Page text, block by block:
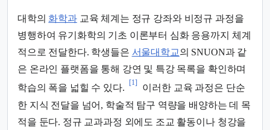
대학의 화학과교육 체계는 정규 강좌와 비정규 과정을
병행하여 유기화학의 기초 이론부터 심화 응용까지 체계
적으로 전달한다. 학생들은 서울대학교의 SNUON과 같
은 온라인 플랫폼을 통해 강연 및 특강 목록을 확인하며
학습의 폭을 넓힐 수 있다.
[1]
이러한 교육 과정은 단순
한 지식 전달을 넘어, 학술적 탐구 역량을 배양하는 데 목
적을 둔다. 정규 교과과정 외에도 조교 활동이나 청강을